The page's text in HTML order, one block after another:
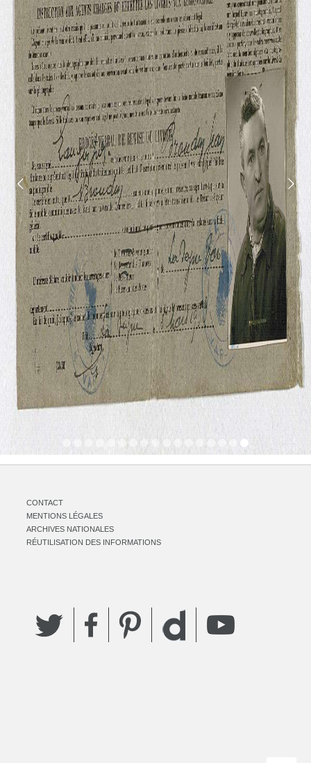
CONTACT
MENTIONS LÉGALES
ARCHIVES NATIONALES
RÉUTILISATION DES INFORMATIONS